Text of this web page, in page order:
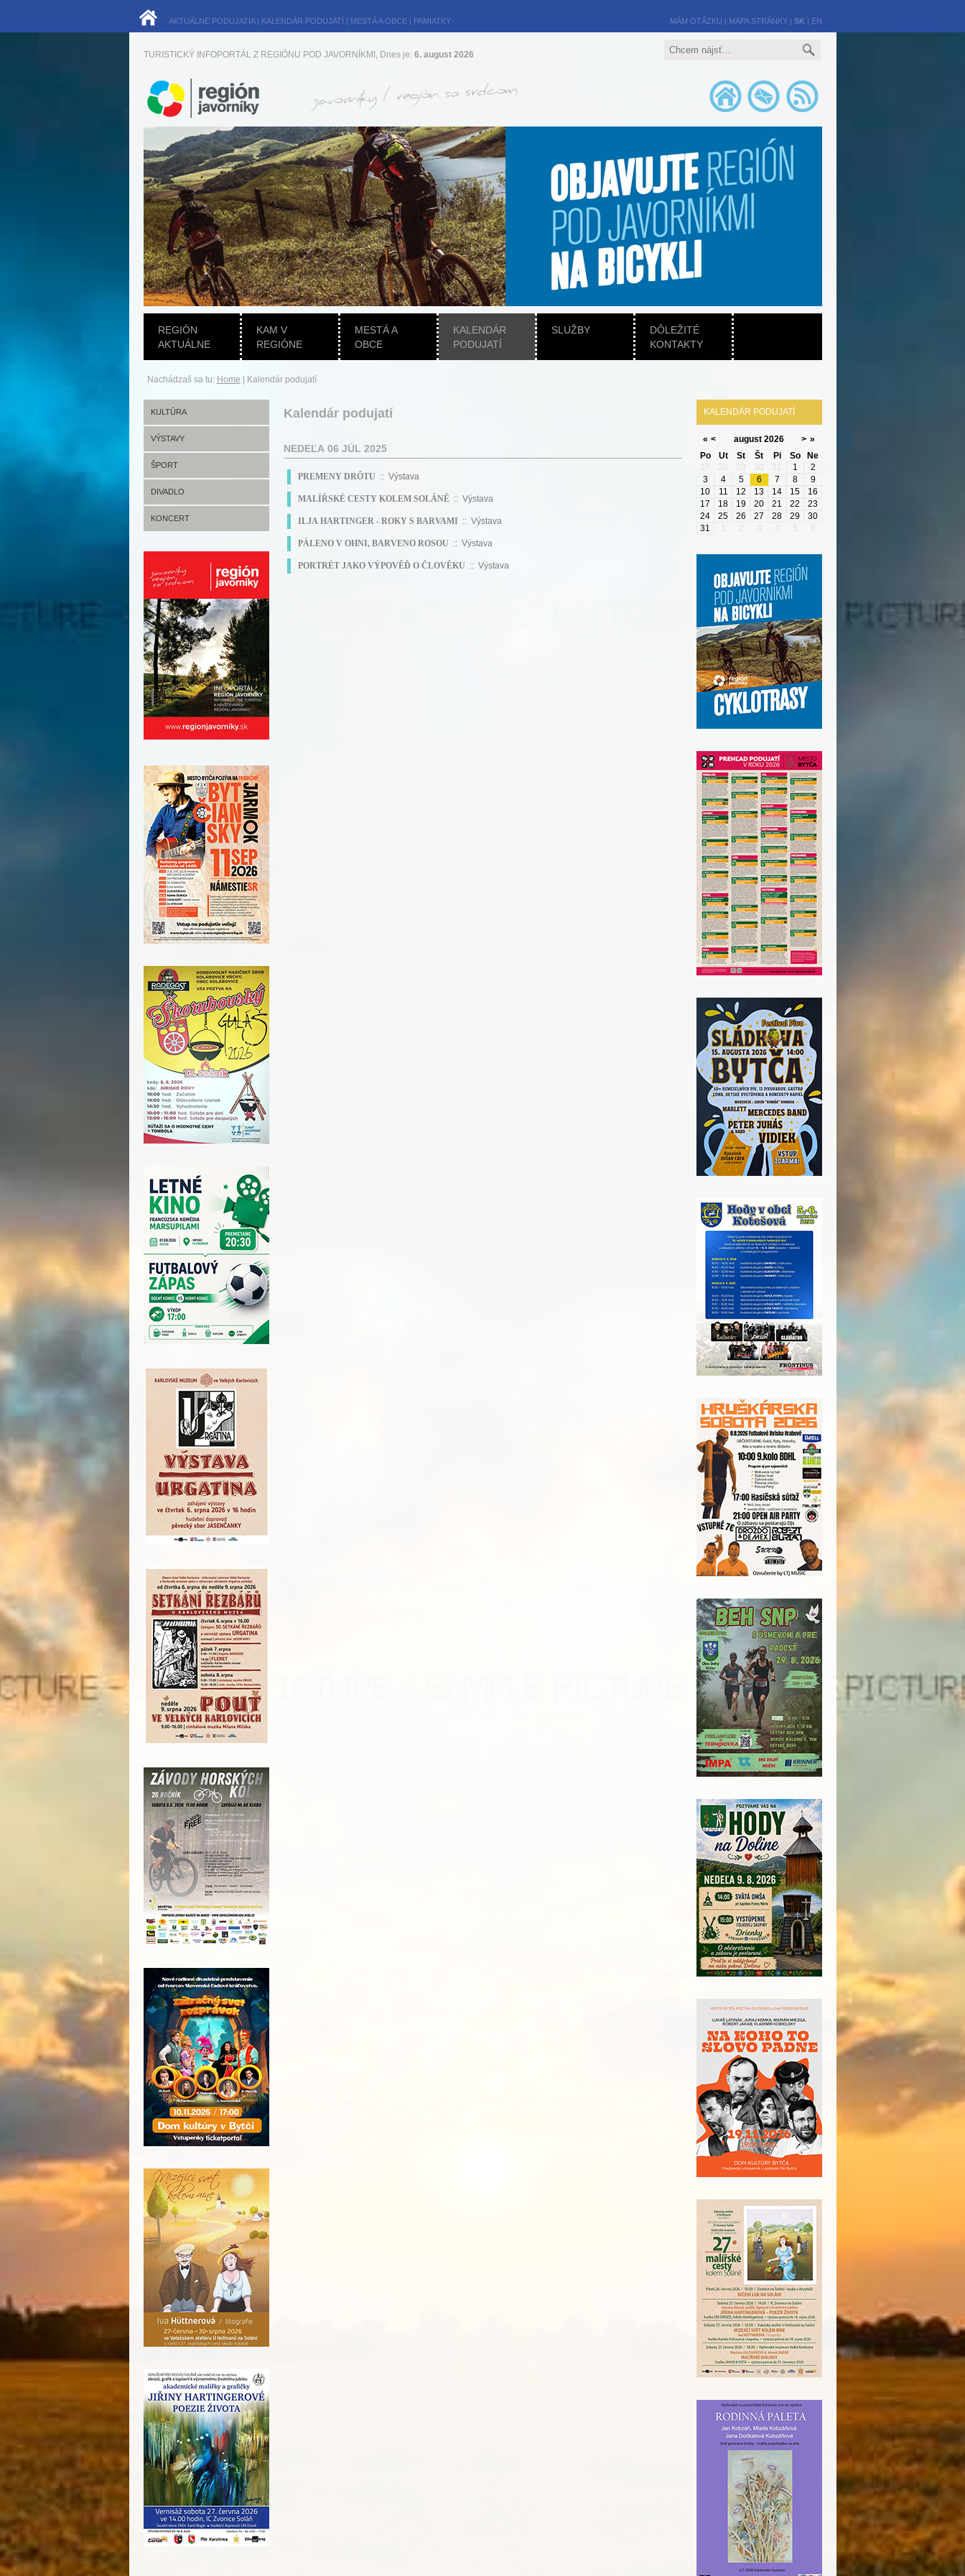
AKTUÁLNE PODUJATIA| KALENDÁR PODUJATÍ | MESTÁ A OBCE| PAMIATKY MÁM OTÁZKU | MAPA STRÁNKY| SK | EN
TURISTICKÝ INFOPORTÁL Z REGIÓNU POD JAVORNÍKMI, Dnes je: 6. august 2026
REGIÓN
AKTUÁLNE
KAM V
REGIÓNE
MESTÁ A
OBCE
KALENDÁR
PODUJATÍ
SLUŽBY
DÔLEŽITÉ
KONTAKTY
Nachádzaš sa tu: Home Kalendár podujatí
KULTÚRA
VÝSTAVY
ŠPORT
DIVADLO
KONCERT
Kalendár podujatí
NEDEĽA 06 JÚL 2025
PREMENY DRÔTU :: Výstava
MALÍŘSKÉ CESTY KOLEM SOLÁNĚ:: Výstava
ILJA HARTINGER - ROKY S BARVAMI :: Výstava
PÁLENO V OHNI, BARVENO ROSOU :: Výstava
PORTRÉT JAKO VÝPOVĚĎ O ČLOVĚKU :: Výstava
KALENDÁR PODUJATÍ
« < august 2026 > »
Po
Ut St Št Pi So
Ne
27
28 29 30 31 1
2
3
4 5 6 7 8
9
10
11 12 13 14 15
16
17
18 19 20 21 22
23
24
25 26 27 28 29
30
31
2 3 5 6